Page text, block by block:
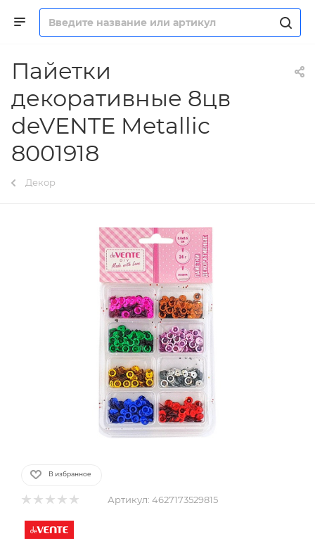
Пайетки
декоративные 8цв
deVENTE Metallic
8001918
Декор
В избранное
Артикул: 4627173529815